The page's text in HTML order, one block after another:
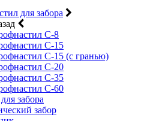
для забора
С-8
С-15
С-15 (с гранью)
С-20
С-35
С-60
забора
забор